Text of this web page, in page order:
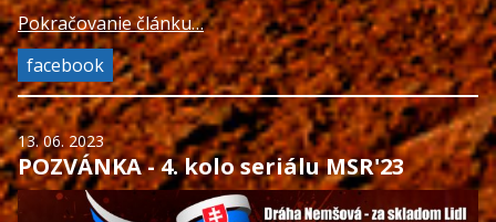
Pokračovanie článku…
facebook
13. 06. 2023
POZVÁNKA - 4. kolo seriálu MSR'23